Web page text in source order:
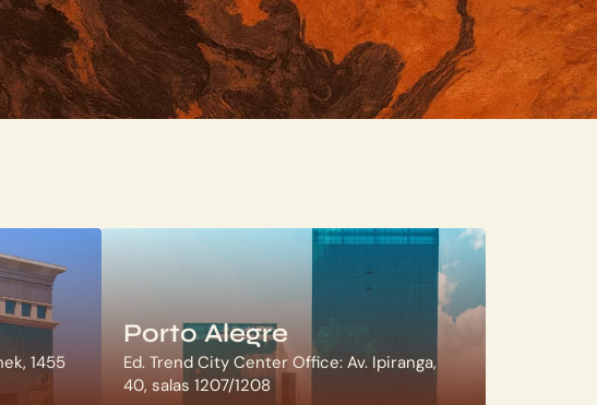
1455
Porto Alegre
Ed. Trend City Center Office: Av. Ipiranga,
40, salas 1207/1208